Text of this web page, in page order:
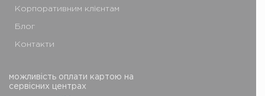
Корпоративним клієнтам
Блог
Контакти
можливість оплати картою на
сервісних центрах